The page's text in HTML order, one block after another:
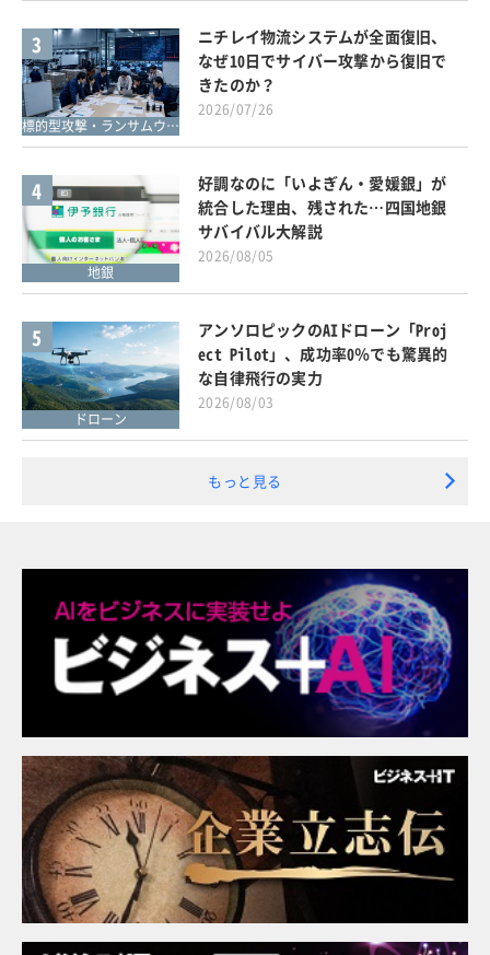
3
標的型攻撃・ランサムウェア対策
ニチレイ物流システムが全面復旧、
なぜ10日でサイバー攻撃から復旧で
きたのか？
2026/07/26
4
地銀
好調なのに「いよぎん・愛媛銀」が
統合した理由、残された…四国地銀
サバイバル大解説
2026/08/05
5
ドローン
アンソロピックのAIドローン「Proj
ect Pilot」、成功率0％でも驚異的
な自律飛行の実力
2026/08/03
もっと見る